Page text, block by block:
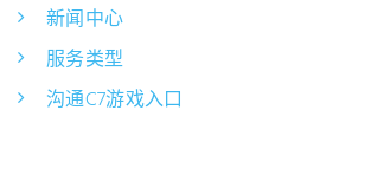
新闻中心
服务类型
沟通C7游戏入口